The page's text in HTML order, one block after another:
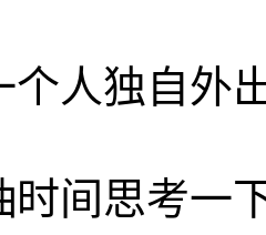
人独自外
思考一下